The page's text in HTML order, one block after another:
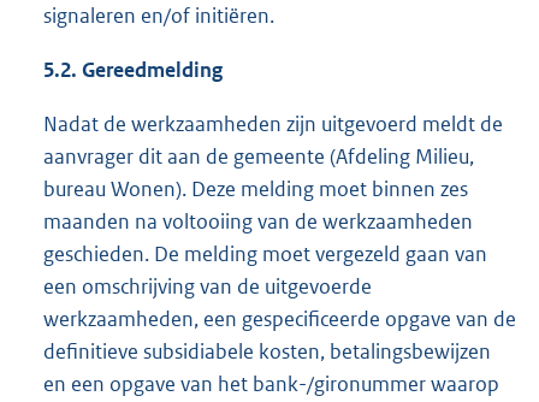
signaleren en/of initiëren.
5.2. Gereedmelding
Nadat de werkzaamheden zijn uitgevoerd meldt de
aanvrager dit aan de gemeente (Afdeling Milieu,
bureau Wonen). Deze melding moet binnen zes
maanden na voltooiing van de werkzaamheden
geschieden. De melding moet vergezeld gaan van
een omschrijving van de uitgevoerde
werkzaamheden, een gespecificeerde opgave van de
definitieve subsidiabele kosten, betalingsbewijzen
en een opgave van het bank-/gironummer waarop